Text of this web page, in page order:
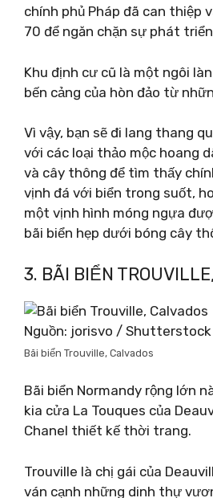
chính phủ Pháp đã can thiệp
70 để ngăn chặn sự phát
Khu định cư cũ là một ngôi
bến cảng của hòn đảo từ
Vì vậy, bạn sẽ đi lang thang
với các loại thảo mộc hoang
và cây thông để tìm thấy
vịnh đá với biển trong suốt,
một vịnh hình móng ngựa
bãi biển hẹp dưới bóng cây
3. BÃI BIỂN
Nguồn: jorisvo / Shutterstock
Bãi biển Trouville, Calvados
Bãi biển Normandy rộng lớn
kia cửa La Touques của
Chanel thiết kế thời trang.
Trouville là chị gái của
ván cạnh những dinh thự